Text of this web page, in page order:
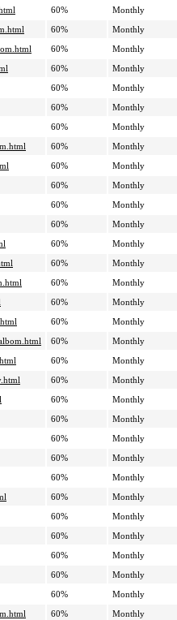
60%
Monthly
60%
Monthly
60%
Monthly
60%
Monthly
60%
Monthly
60%
Monthly
60%
Monthly
60%
Monthly
60%
Monthly
60%
Monthly
60%
Monthly
60%
Monthly
60%
Monthly
60%
Monthly
60%
Monthly
60%
Monthly
60%
Monthly
60%
Monthly
60%
Monthly
60%
Monthly
60%
Monthly
60%
Monthly
60%
Monthly
60%
Monthly
60%
Monthly
60%
Monthly
60%
Monthly
60%
Monthly
60%
Monthly
60%
Monthly
60%
Monthly
60%
Monthly